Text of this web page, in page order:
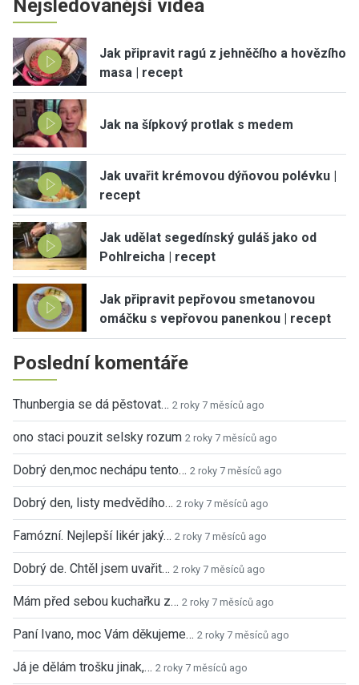
Nejsledovanější videa
Jak připravit ragú z jehněčího a hovězího
masa | recept
Jak na šípkový protlak s medem
Jak uvařit krémovou dýňovou polévku |
recept
Jak udělat segedínský guláš jako od
Pohlreicha | recept
Jak připravit pepřovou smetanovou
omáčku s vepřovou panenkou | recept
Poslední komentáře
Thunbergia se dá pěstovat… 2 roky 7 měsíců ago
ono staci pouzit selsky rozum 2 roky 7 měsíců ago
Dobrý den,moc nechápu tento… 2 roky 7 měsíců ago
Dobrý den, listy medvědího… 2 roky 7 měsíců ago
Famózní. Nejlepší likér jaký… 2 roky 7 měsíců ago
Dobrý de. Chtěl jsem uvařit… 2 roky 7 měsíců ago
Mám před sebou kuchařku z… 2 roky 7 měsíců ago
Paní Ivano, moc Vám děkujeme… 2 roky 7 měsíců ago
Já je dělám trošku jinak,… 2 roky 7 měsíců ago